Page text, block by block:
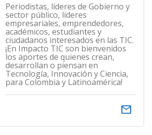
Periodistas, líderes de Gobierno y
sector público, líderes
empresariales, emprendedores,
académicos, estudiantes y
ciudadanos interesados en las TIC.
¡En Impacto TIC son bienvenidos
los aportes de quienes crean,
desarrollan o piensan en
Tecnología, Innovación y Ciencia,
para Colombia y Latinoamérica!
email